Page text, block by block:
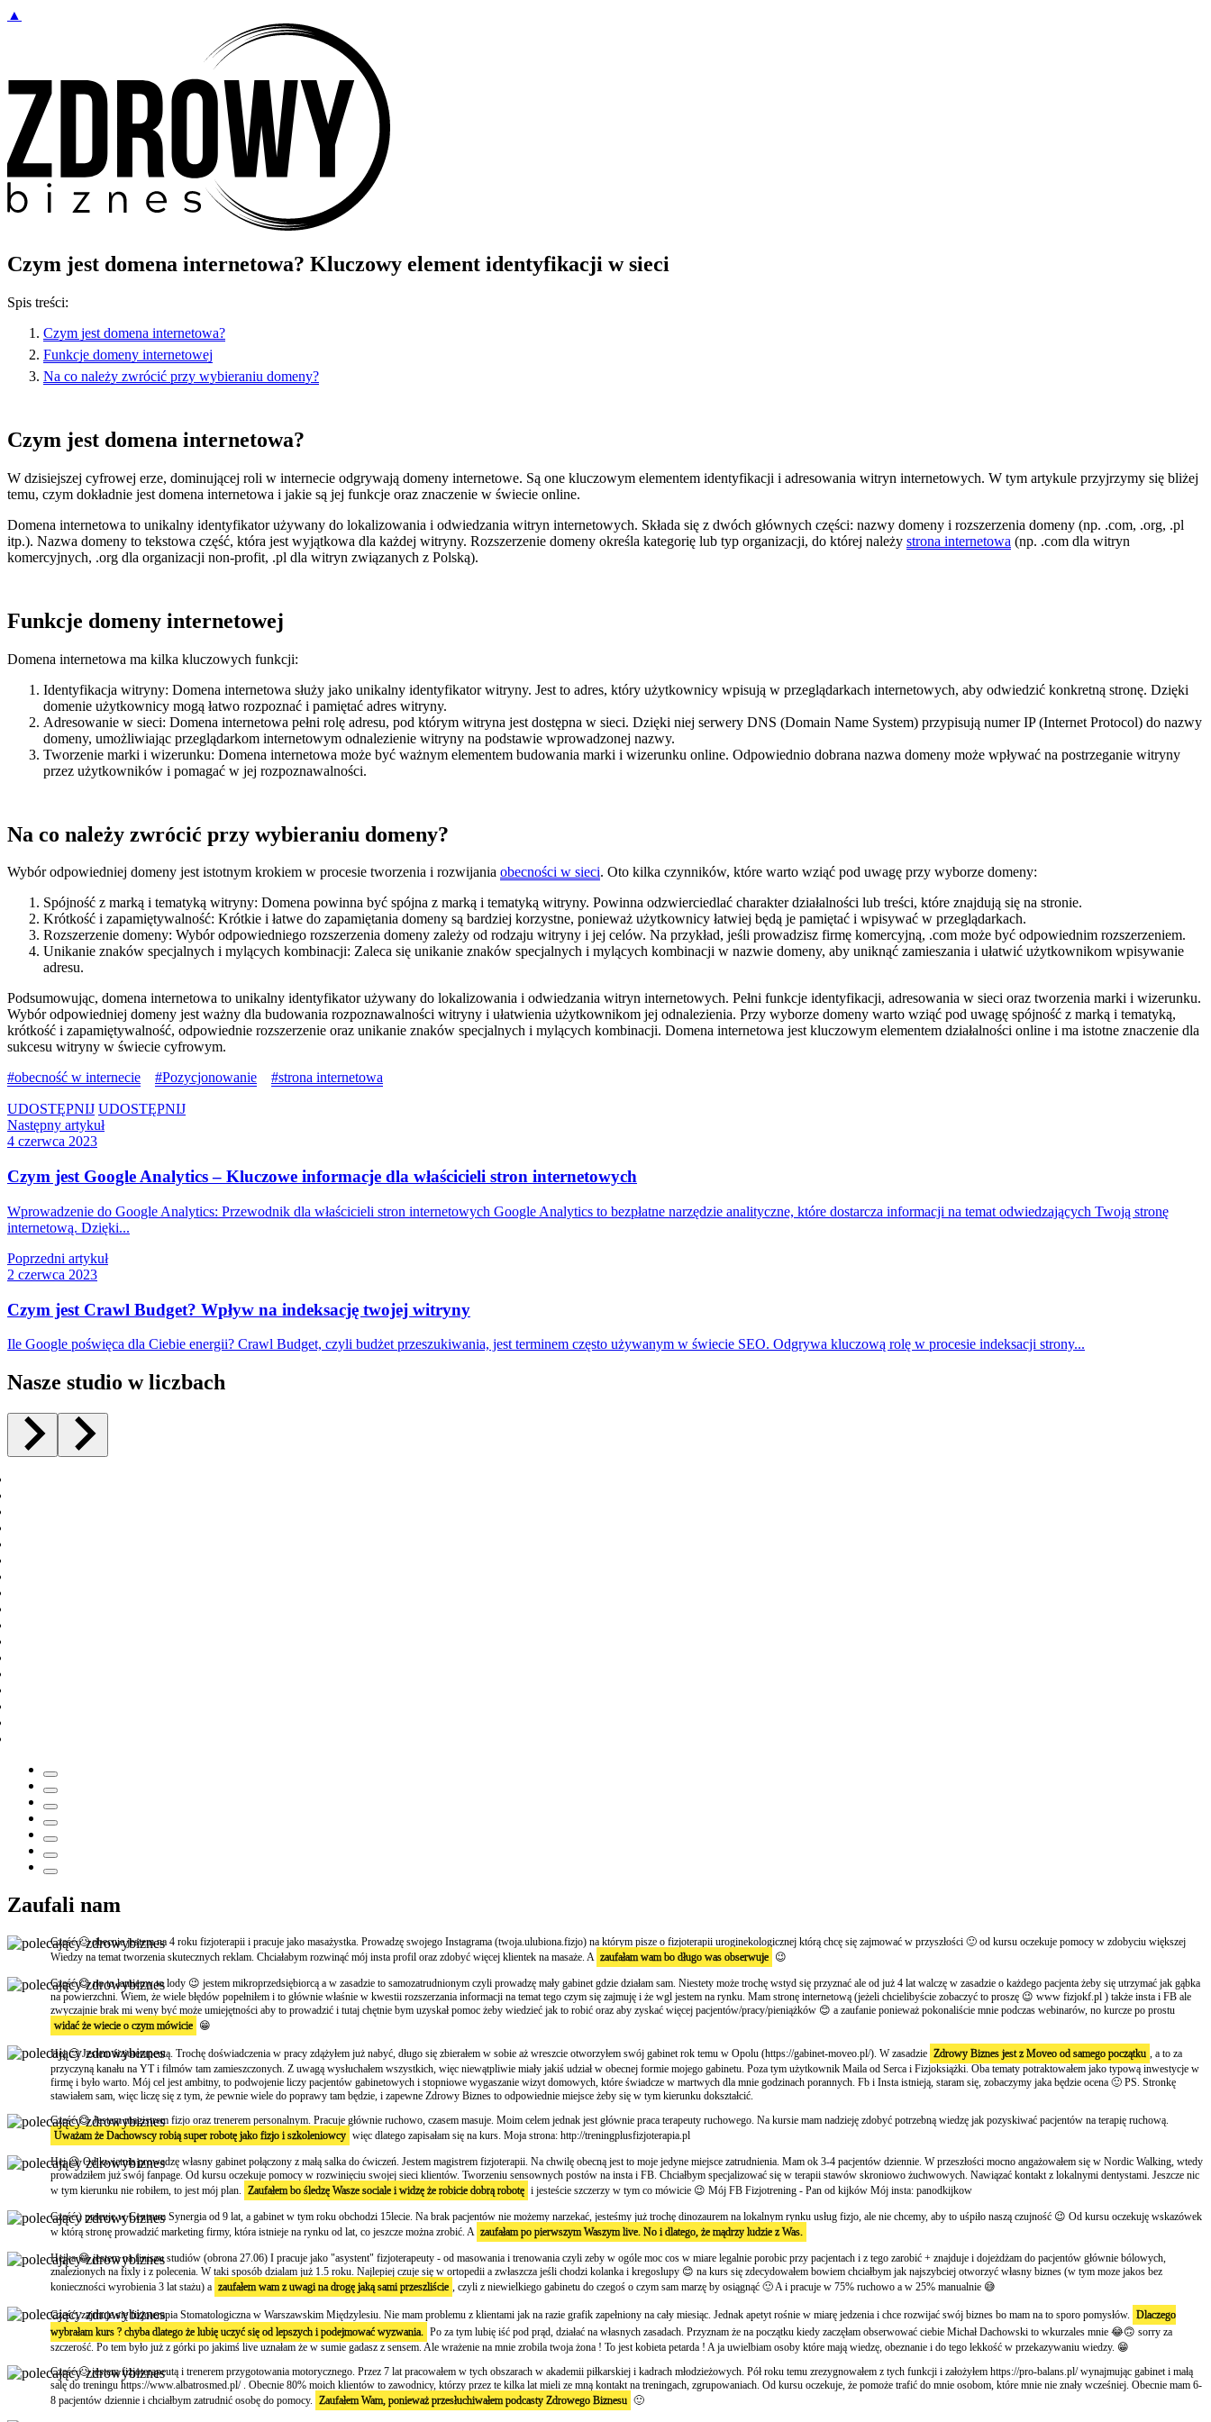
▲
Czym jest domena internetowa? Kluczowy element identyfikacji w sieci
Spis treści:
Czym jest domena internetowa?
Funkcje domeny internetowej
Na co należy zwrócić przy wybieraniu domeny?
Czym jest domena internetowa?
W dzisiejszej cyfrowej erze, dominującej roli w internecie odgrywają domeny internetowe. Są one kluczowym elementem identyfikacji i adresowania witryn internetowych. W tym artykule przyjrzymy się bliżej
temu, czym dokładnie jest domena internetowa i jakie są jej funkcje oraz znaczenie w świecie online.
Domena internetowa to unikalny identyfikator używany do lokalizowania i odwiedzania witryn internetowych. Składa się z dwóch głównych części: nazwy domeny i rozszerzenia domeny (np. .com, .org, .pl
itp.). Nazwa domeny to tekstowa część, która jest wyjątkowa dla każdej witryny. Rozszerzenie domeny określa kategorię lub typ organizacji, do której należy strona internetowa (np. .com dla witryn
komercyjnych, .org dla organizacji non-profit, .pl dla witryn związanych z Polską).
Funkcje domeny internetowej
Domena internetowa ma kilka kluczowych funkcji:
Identyfikacja witryny: Domena internetowa służy jako unikalny identyfikator witryny. Jest to adres, który użytkownicy wpisują w przeglądarkach internetowych, aby odwiedzić konkretną stronę. Dzięki
domenie użytkownicy mogą łatwo rozpoznać i pamiętać adres witryny.
Adresowanie w sieci: Domena internetowa pełni rolę adresu, pod którym witryna jest dostępna w sieci. Dzięki niej serwery DNS (Domain Name System) przypisują numer IP (Internet Protocol) do nazwy
domeny, umożliwiając przeglądarkom internetowym odnalezienie witryny na podstawie wprowadzonej nazwy.
Tworzenie marki i wizerunku: Domena internetowa może być ważnym elementem budowania marki i wizerunku online. Odpowiednio dobrana nazwa domeny może wpływać na postrzeganie witryny
przez użytkowników i pomagać w jej rozpoznawalności.
Na co należy zwrócić przy wybieraniu domeny?
Wybór odpowiedniej domeny jest istotnym krokiem w procesie tworzenia i rozwijania obecności w sieci. Oto kilka czynników, które warto wziąć pod uwagę przy wyborze domeny:
Spójność z marką i tematyką witryny: Domena powinna być spójna z marką i tematyką witryny. Powinna odzwierciedlać charakter działalności lub treści, które znajdują się na stronie.
Krótkość i zapamiętywalność: Krótkie i łatwe do zapamiętania domeny są bardziej korzystne, ponieważ użytkownicy łatwiej będą je pamiętać i wpisywać w przeglądarkach.
Rozszerzenie domeny: Wybór odpowiedniego rozszerzenia domeny zależy od rodzaju witryny i jej celów. Na przykład, jeśli prowadzisz firmę komercyjną, .com może być odpowiednim rozszerzeniem.
Unikanie znaków specjalnych i mylących kombinacji: Zaleca się unikanie znaków specjalnych i mylących kombinacji w nazwie domeny, aby uniknąć zamieszania i ułatwić użytkownikom wpisywanie
adresu.
Podsumowując, domena internetowa to unikalny identyfikator używany do lokalizowania i odwiedzania witryn internetowych. Pełni funkcje identyfikacji, adresowania w sieci oraz tworzenia marki i wizerunku.
Wybór odpowiedniej domeny jest ważny dla budowania rozpoznawalności witryny i ułatwienia użytkownikom jej odnalezienia. Przy wyborze domeny warto wziąć pod uwagę spójność z marką i tematyką,
krótkość i zapamiętywalność, odpowiednie rozszerzenie oraz unikanie znaków specjalnych i mylących kombinacji. Domena internetowa jest kluczowym elementem działalności online i ma istotne znaczenie dla
sukcesu witryny w świecie cyfrowym.
obecność w internecie
Pozycjonowanie strona internetowa
UDOSTĘPNIJ UDOSTĘPNIJ
Następny artykuł
4 czerwca 2023
Czym jest Google Analytics – Kluczowe informacje dla właścicieli stron internetowych
Wprowadzenie do Google Analytics: Przewodnik dla właścicieli stron internetowych Google Analytics to bezpłatne narzędzie analityczne, które dostarcza informacji na temat odwiedzających Twoją stronę
internetową. Dzięki...
Poprzedni artykuł
2 czerwca 2023
Czym jest Crawl Budget? Wpływ na indeksację twojej witryny
Ile Google poświęca dla Ciebie energii? Crawl Budget, czyli budżet przeszukiwania, jest terminem często używanym w świecie SEO. Odgrywa kluczową rolę w procesie indeksacji strony...
Nasze studio w liczbach
Zaufali nam
Cześć 🙂 obecnie jestem na 4 roku fizjoterapii i pracuje jako masażystka. Prowadzę swojego Instagrama (twoja.ulubiona.fizjo) na którym pisze o fizjoterapii uroginekologicznej którą chcę się zajmować w przyszłości 🙂 od kursu oczekuje pomocy w zdobyciu większej
Wiedzy na temat tworzenia skutecznych reklam. Chciałabym rozwinąć mój insta profil oraz zdobyć więcej klientek na masaże. A zaufałam wam bo długo was obserwuje 😉
Część 😊 no to łamiemy to lody 😉 jestem mikroprzedsiębiorcą a w zasadzie to samozatrudnionym czyli prowadzę mały gabinet gdzie działam sam. Niestety może trochę wstyd się przyznać ale od już 4 lat walczę w zasadzie o każdego pacjenta żeby się utrzymać jak gąbka
na powierzchni. Wiem, że wiele błędów popełniłem i to głównie właśnie w kwestii rozszerzania informacji na temat tego czym się zajmuję i że wgl jestem na rynku. Mam stronę internetową (jeżeli chcielibyście zobaczyć to proszę 😉 www fizjokf.pl ) także insta i FB ale
zwyczajnie brak mi weny być może umiejętności aby to prowadzić i tutaj chętnie bym uzyskał pomoc żeby wiedzieć jak to robić oraz aby zyskać więcej pacjentów/pracy/pieniążków 😊 a zaufanie ponieważ pokonaliście mnie podczas webinarów, no kurcze po prostu
widać że wiecie o czym mówicie 😁
Hej 🙂 Jestem fizjoterapeutą. Trochę doświadczenia w pracy zdążyłem już nabyć, długo się zbierałem w sobie aż wreszcie otworzyłem swój gabinet rok temu w Opolu (https://gabinet-moveo.pl/). W zasadzie Zdrowy Biznes jest z Moveo od samego początku , a to za
przyczyną kanału na YT i filmów tam zamieszczonych. Z uwagą wysłuchałem wszystkich, więc niewątpliwie miały jakiś udział w obecnej formie mojego gabinetu. Poza tym użytkownik Maila od Serca i Fizjoksiążki. Oba tematy potraktowałem jako typową inwestycje w
firmę i było warto. Mój cel jest ambitny, to podwojenie liczy pacjentów gabinetowych i stopniowe wygaszanie wizyt domowych, które świadcze w martwych dla mnie godzinach porannych. Fb i Insta istnieją, staram się, zobaczymy jaka będzie ocena 🙂 PS. Stronkę
stawiałem sam, więc liczę się z tym, że pewnie wiele do poprawy tam będzie, i zapewne Zdrowy Biznes to odpowiednie miejsce żeby się w tym kierunku dokształcić.
Cześć 😊 Jestem magistrem fizjo oraz trenerem personalnym. Pracuje głównie ruchowo, czasem masuje. Moim celem jednak jest głównie praca terapeuty ruchowego. Na kursie mam nadzieję zdobyć potrzebną wiedzę jak pozyskiwać pacjentów na terapię ruchową.
Uważam że Dachowscy robią super robotę jako fizjo i szkoleniowcy więc dlatego zapisałam się na kurs. Moja strona: http://treningplusfizjoterapia.pl
Hej 😉 Od kwietnia prowadzę własny gabinet połączony z małą salka do ćwiczeń. Jestem magistrem fizjoterapii. Na chwilę obecną jest to moje jedyne miejsce zatrudnienia. Mam ok 3-4 pacjentów dziennie. W przeszłości mocno angażowałem się w Nordic Walking, wtedy
prowadziłem już swój fanpage. Od kursu oczekuje pomocy w rozwinięciu swojej sieci klientów. Tworzeniu sensownych postów na insta i FB. Chciałbym specjalizować się w terapii stawów skroniowo żuchwowych. Nawiązać kontakt z lokalnymi dentystami. Jeszcze nic
w tym kierunku nie robiłem, to jest mój plan. Zaufałem bo śledzę Wasze sociale i widzę że robicie dobrą robotę i jesteście szczerzy w tym co mówicie 😉 Mój FB Fizjotrening - Pan od kijków Mój insta: panodkijkow
Cześć:) pracuję w Centrum Synergia od 9 lat, a gabinet w tym roku obchodzi 15lecie. Na brak pacjentów nie możemy narzekać, jesteśmy już trochę dinozaurem na lokalnym rynku usług fizjo, ale nie chcemy, aby to uśpiło naszą czujność 😉 Od kursu oczekuję wskazówek
w którą stronę prowadzić marketing firmy, która istnieje na rynku od lat, co jeszcze można zrobić. A zaufałam po pierwszym Waszym live. No i dlatego, że mądrzy ludzie z Was.
Hejka 😁 jestem na finiszu studiów (obrona 27.06) I pracuje jako "asystent" fizjoterapeuty - od masowania i trenowania czyli zeby w ogóle moc cos w miare legalnie porobic przy pacjentach i z tego zarobić + znajduje i dojeżdżam do pacjentów głównie bólowych,
znalezionych na fixly i z polecenia. W taki sposób dzialam już 1.5 roku. Najlepiej czuje się w ortopedii a zwłaszcza jeśli chodzi kolanka i kregoslupy 😊 na kurs się zdecydowałem bowiem chciałbym jak najszybciej otworzyć własny biznes (w tym moze jakos bez
konieczności wyrobienia 3 lat stażu) a zaufałem wam z uwagi na drogę jaką sami przeszliście , czyli z niewielkiego gabinetu do czegoś o czym sam marzę by osiągnąć 🙂 A i pracuje w 75% ruchowo a w 25% manualnie 😅
Cześć, zajmuje się fizjoterapia Stomatologiczna w Warszawskim Międzylesiu. Nie mam problemu z klientami jak na razie grafik zapełniony na cały miesiąc. Jednak apetyt rośnie w miarę jedzenia i chce rozwijać swój biznes bo mam na to sporo pomysłów. Dlaczego
wybrałam kurs ? chyba dlatego że lubię uczyć się od lepszych i podejmować wyzwania. Po za tym lubię iść pod prąd, działać na własnych zasadach. Przyznam że na początku kiedy zaczęłam obserwować ciebie Michał Dachowski to wkurzales mnie 😂🙃 sorry za
szczerość. Po tem było już z górki po jakimś live uznałam że w sumie gadasz z sensem. Ale wrażenie na mnie zrobila twoja żona ! To jest kobieta petarda ! A ja uwielbiam osoby które mają wiedzę, obeznanie i do tego lekkość w przekazywaniu wiedzy. 😁
Cześć 🙂 jestem fizjoterapeutą i trenerem przygotowania motorycznego. Przez 7 lat pracowałem w tych obszarach w akademii piłkarskiej i kadrach młodzieżowych. Pół roku temu zrezygnowałem z tych funkcji i założyłem https://pro-balans.pl/ wynajmując gabinet i małą
salę do treningu https://www.albatrosmed.pl/ . Obecnie 80% moich klientów to zawodnicy, którzy przez te kilka lat mieli ze mną kontakt na treningach, zgrupowaniach. Od kursu oczekuje, że pomoże trafić do mnie osobom, które mnie nie znały wcześniej. Obecnie mam 6-
8 pacjentów dziennie i chciałbym zatrudnić osobę do pomocy. Zaufałem Wam, ponieważ przesłuchiwałem podcasty Zdrowego Biznesu 🙂